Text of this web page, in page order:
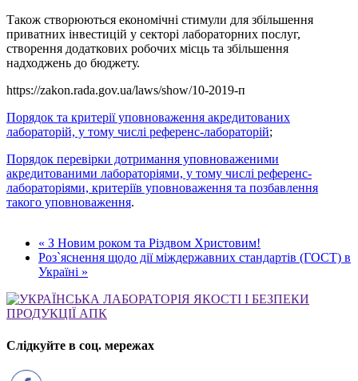
Також створюються економічні стимули для збільшення
приватних інвестицій у секторі лабораторних послуг,
створення додаткових робочих місць та збільшення
надходжень до бюджету.
https://zakon.rada.gov.ua/laws/show/10-2019-п
Порядок та критерії уповноваження акредитованих
лабораторій, у тому числі референс-лабораторій;
Порядок перевірки дотримання уповноваженими
акредитованими лабораторіями, у тому числі референс-
лабораторіями, критеріїв уповноваження та позбавлення
такого уповноваження.
« З Новим роком та Різдвом Христовим!
Роз`яснення щодо дії міждержавних стандартів (ГОСТ) в
Україні »
Слідкуйте в соц. мережах